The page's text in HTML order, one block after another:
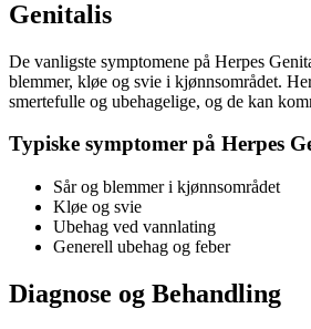
Genitalis
De vanligste symptomene på Herpes
blemmer, kløe og svie i kjønnsområdet.
smertefulle og ubehagelige, og de kan
Typiske symptomer på Herpes
Sår og blemmer i kjønnsområdet
Kløe og svie
Ubehag ved vannlating
Generell ubehag og feber
Diagnose og Behandling